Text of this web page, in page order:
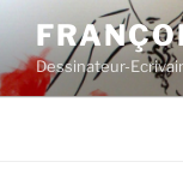
contenu
principal
Dessinateur-